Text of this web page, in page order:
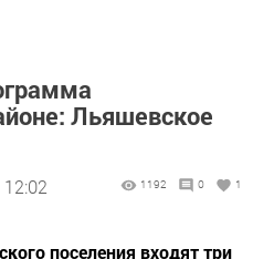
Льяшевское
1192 0 1
поселения входят три